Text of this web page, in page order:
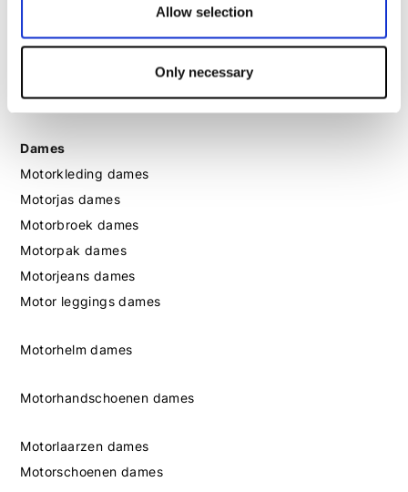
Allow selection
Only necessary
Motorhandschoenen heren
Dames
Motorkleding dames
Motorjas dames
Motorbroek dames
Motorpak dames
Motorjeans dames
Motor leggings dames
Motorhelm dames
Motorhandschoenen dames
Motorlaarzen dames
Motorschoenen dames